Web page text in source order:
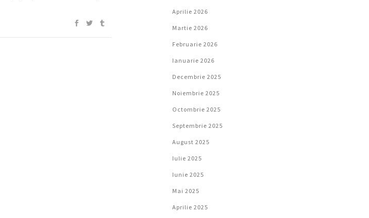
Aprilie 2026
Martie 2026
Februarie 2026
Ianuarie 2026
Decembrie 2025
Noiembrie 2025
Octombrie 2025
Septembrie 2025
August 2025
Iulie 2025
Iunie 2025
Mai 2025
Aprilie 2025